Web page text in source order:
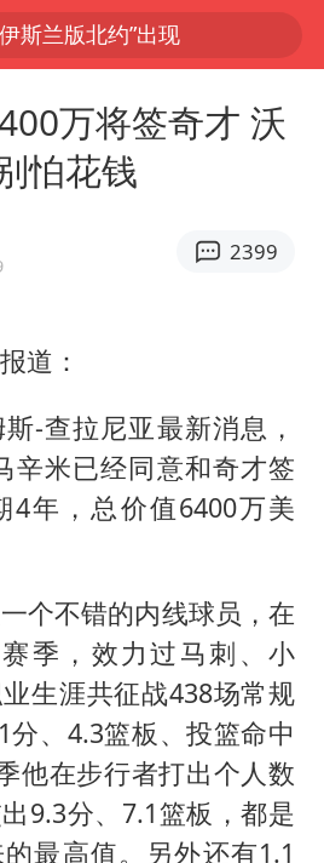
斯兰版北约”出现
海大部迎大暴雨
军士兵把枪口对准中国记者
2026年7月份居民消费价格同比上涨0.5%
WTT横滨冠军赛女单四强国乒占三席
江省发出今年第2号指挥长令
视新主播李秋莹孙亚鹏亮相
情侣在平潭拍日出时坠崖致一死一伤
乐享全民健身 共筑健康中国
万将签奇才 沃
怕花钱
2399
道：
-查拉尼亚最新消息，
辛米已经同意和奇才签
4年，总价值6400万美
个不错的内线球员，在
季，效力过马刺、小
生涯共征战438场常规
分、4.3篮板、投篮命中
他在步行者打出个人数
9.3分、7.1篮板，都是
最高值。另外还有1.1